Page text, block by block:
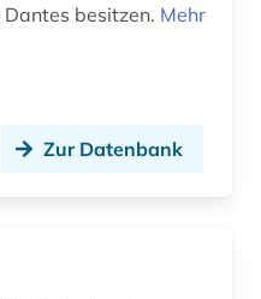
geschichte 1938-1945 (3)
besitzen. Mehr
Zur Datenbank